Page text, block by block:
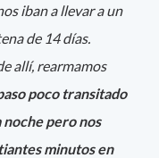
iban a llevar a un
de 14 días.
allí, rearmamos
poco transitado
noche pero nos
minutos en